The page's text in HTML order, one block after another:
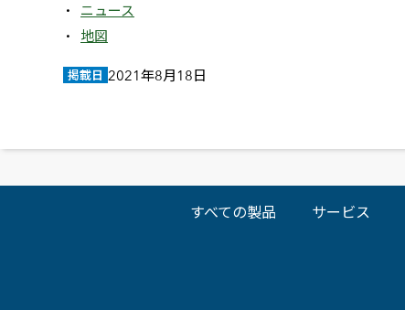
ニュース
地図
掲載日 2021年8月18日
すべての製品 サービス